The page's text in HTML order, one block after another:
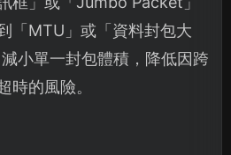
「MTU」或「資料封包大
小單一封包體積，降低因跨
時的風險。